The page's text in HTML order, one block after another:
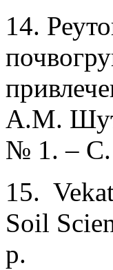
14.
А.М.
№ 1. – С.
15.
Soil
p.